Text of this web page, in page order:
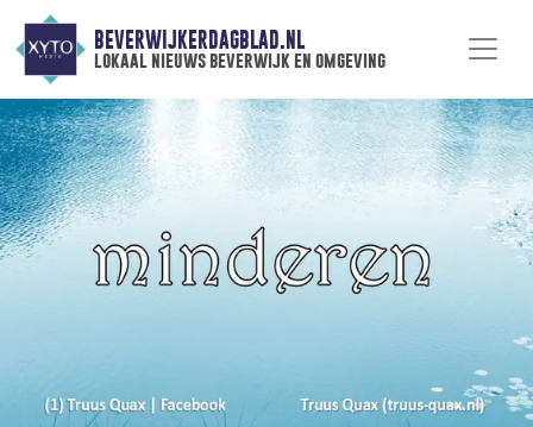
BEVERWIJKERDAGBLAD.NL
lokaal nieuws beverwijk en omgeving